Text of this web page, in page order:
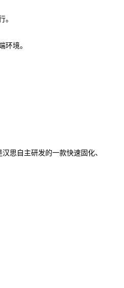
。
环境。
思自主研发的一款快速固化、